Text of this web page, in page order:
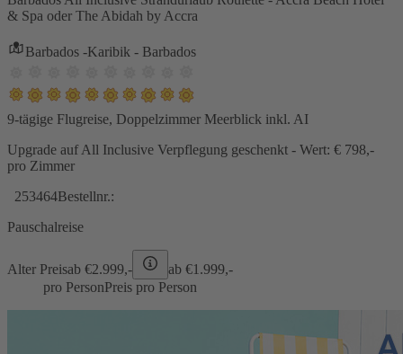
& Spa oder The Abidah by Accra
Barbados -Karibik - Barbados
9-tägige Flugreise, Doppelzimmer Meerblick inkl. AI
Upgrade auf All Inclusive Verpflegung geschenkt - Wert: € 798,-
pro Zimmer
253464Bestellnr.:
Pauschalreise
Alter Preisab €2.999,- ab €1.999,-
pro PersonPreis pro Person